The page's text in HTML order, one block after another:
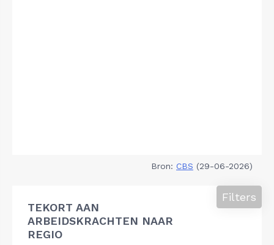
Bron: CBS (29-06-2026)
TEKORT AAN
ARBEIDSKRACHTEN NAAR
REGIO
Filters